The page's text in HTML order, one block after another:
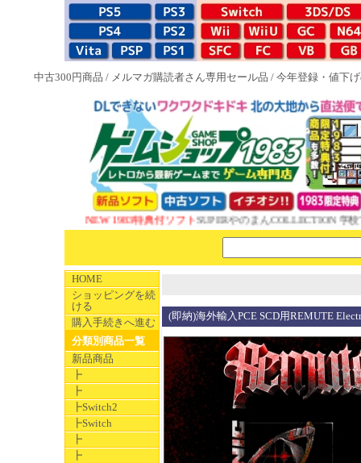
中古300円商品 / メルマガ購読者さん専用セール品 / 今年登録・値下
NEW 1983特典付ソフトSUPERやのまんCOLLECTION 学校であ
HOME
ショッピングを続
ける
購入手続きへ進む
分類別商品一覧
新品商品
┣
┣
┣Switch2
┣Switch
┣
┣
(即納)海外輸入PCE SCD用REMUTE